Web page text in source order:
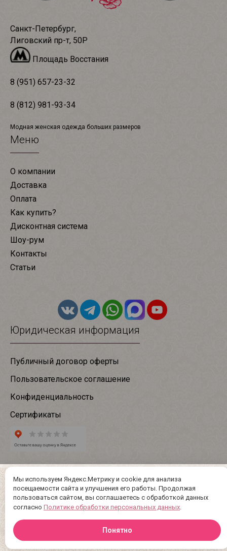
Санкт-Петербург,
Лиговский пр-т, 50Р
Площадь Восстания
8 (951) 657-23-32
8 (812) 981-93-34
Модная женская одежда больших размеров
Меню
О компании
Доставка
Оплата
Как купить?
Дисконтная система
Шоу-рум
Контакты
Статьи
Юридическая информация
Публичный договор оферты
Пользовательское соглашение
Конфиденциальность
Сертификаты
Мы используем Яндекс.Метрику и cookie для анализа
посещаемости сайта и улучшения его работы. Продолжая
пользоваться сайтом, вы соглашаетесь с обработкой данных
согласно Политике обработки персональных данных.
Понятно